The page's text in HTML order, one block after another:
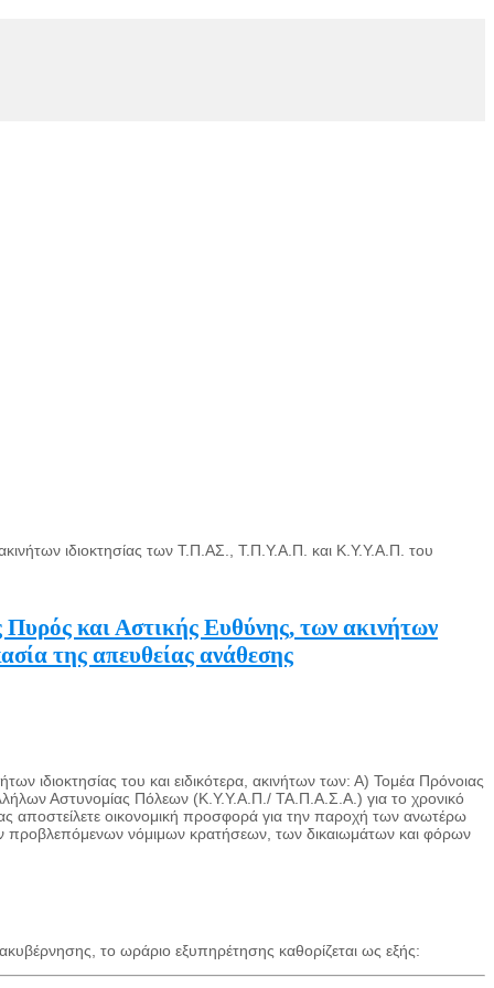
ιδιοκτησίας των Τ.Π.ΑΣ., Τ.Π.Υ.Α.Π. και Κ.Υ.Υ.Α.Π. του
και Αστικής Ευθύνης, των ακινήτων
της απευθείας ανάθεσης
ιδιοκτησίας του και ειδικότερα, ακινήτων των: Α) Τομέα Πρόνοιας
Αστυνομίας Πόλεων (Κ.Υ.Υ.Α.Π./ ΤΑ.Π.Α.Σ.Α.) για το χρονικό
οικονομική προσφορά για την παροχή των ανωτέρω
προβλεπόμενων νόμιμων κρατήσεων, των δικαιωμάτων και φόρων
το ωράριο εξυπηρέτησης καθορίζεται ως εξής: